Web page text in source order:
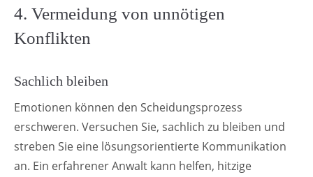
4. Vermeidung von unnötigen
Konflikten
Sachlich bleiben
Emotionen können den Scheidungsprozess
erschweren. Versuchen Sie, sachlich zu bleiben und
streben Sie eine lösungsorientierte Kommunikation
an. Ein erfahrener Anwalt kann helfen, hitzige